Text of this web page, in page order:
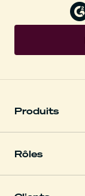
Produits
Rôles